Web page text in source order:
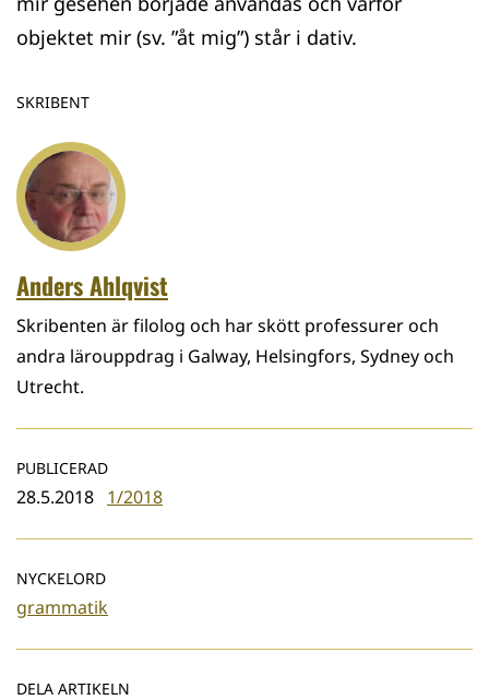
objektet mir (sv. ”åt mig”) står i dativ.
SKRIBENT
Anders Ahlqvist
Skribenten är filolog och har skött professurer och
andra lärouppdrag i Galway, Helsingfors, Sydney och
Utrecht.
PUBLICERAD
28.5.2018 1/2018
NYCKELORD
grammatik
DELA ARTIKELN